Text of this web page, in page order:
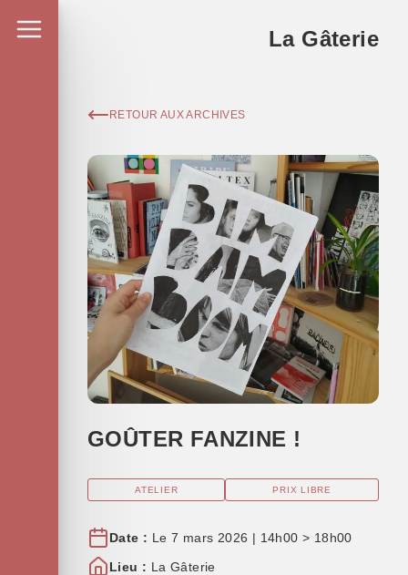
La Gâterie
RETOUR AUX ARCHIVES
GOÛTER FANZINE !
ATELIER PRIX LIBRE
Date : Le 7 mars 2026 | 14h00 > 18h00
Lieu : La Gâterie